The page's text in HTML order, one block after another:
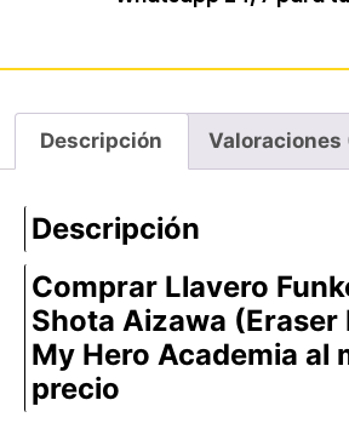
Descripción Valoraciones
Descripción
Comprar Llavero
Shota Aizawa (Eraser
My Hero Academia al
precio